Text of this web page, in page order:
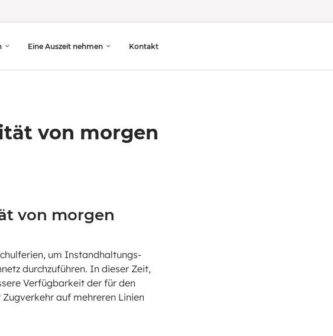
Eine Auszeit nehmen Kontakt
von morgen
von morgen
um Instandhaltungs-
durchzuführen. In dieser Zeit,
Verfügbarkeit der für den
auf mehreren Linien